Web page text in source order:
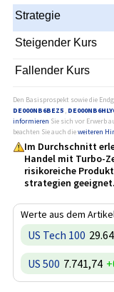
Strategie
Steigender Kurs
Fallender Kurs
Den Basisprospekt sowie die
DE000NB6BEZ5 ,
informieren Sie sich vor Erwerb
beachten Sie auch dieweiteren
Im Durchschnitt
Handel mit Turbo-
risikoreiche
strategien geeignet.
Werte aus dem
US Tech 100
US 500 7.741,74